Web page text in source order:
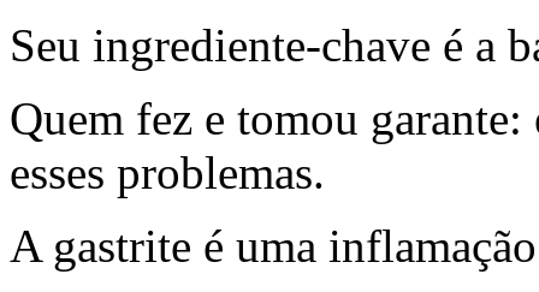
Seu ingrediente-chave é a
Quem fez e tomou
esses problemas.
A gastrite é uma